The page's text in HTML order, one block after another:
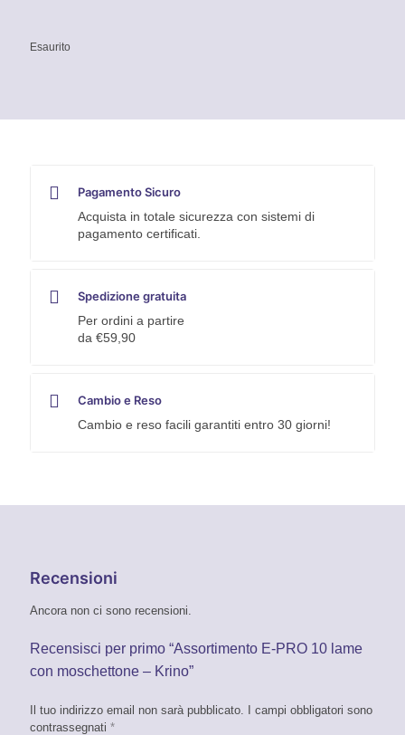
Esaurito
Pagamento Sicuro
Acquista in totale sicurezza con sistemi di
pagamento certificati.
Spedizione gratuita
Per ordini a partire
da €59,90
Cambio e Reso
Cambio e reso facili garantiti entro 30 giorni!
Recensioni
Ancora non ci sono recensioni.
Recensisci per primo “Assortimento E-PRO 10 lame
con moschettone – Krino”
Il tuo indirizzo email non sarà pubblicato.
I campi obbligatori sono
contrassegnati *